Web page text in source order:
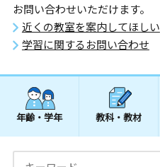
お問い合わせいただけます。
近くの教室を案内してほしい
学習に関するお問い合わせ
年齢・学年 教科・教材